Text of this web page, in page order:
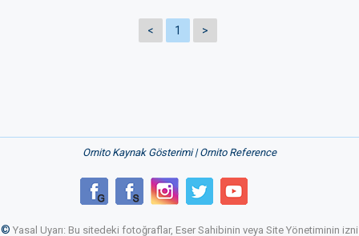
< 1 >
Ornito Kaynak Gösterimi | Ornito Reference
© Yasal Uyarı: Bu sitedeki fotoğraflar, Eser Sahibinin veya Site Yönetiminin izni